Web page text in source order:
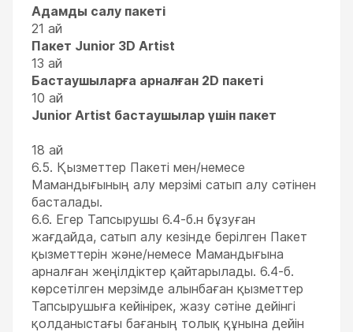
Адамды салу пакеті
21 ай
Пакет Junior 3D Artist
13 ай
Бастаушыларға арналған 2D пакеті
10 ай
Junior Artist бастаушылар үшін пакет
18 ай
6.5. Қызметтер Пакеті мен/немесе
Мамандығының алу мерзімі сатып алу сәтінен
басталады.
6.6. Егер Тапсырушы 6.4-б.н бұзуған
жағдайда, сатып алу кезінде берілген Пакет
қызметтерін және/немесе Мамандығына
арналған жеңілдіктер қайтарылады. 6.4-б.
көрсетілген мерзімде алынбаған қызметтер
Тапсырушыға кейінірек, жазу сәтіне дейінгі
қолданыстағы бағаның толық құнына дейін